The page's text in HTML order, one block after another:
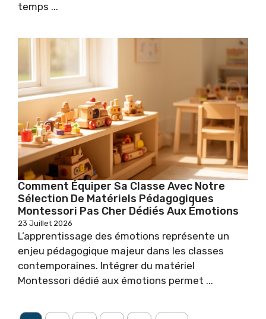
temps ...
Comment Équiper Sa Classe Avec Notre
Sélection De Matériels Pédagogiques
Montessori Pas Cher Dédiés Aux Émotions
23 Juillet 2026
L’apprentissage des émotions représente un
enjeu pédagogique majeur dans les classes
contemporaines. Intégrer du matériel
Montessori dédié aux émotions permet ...